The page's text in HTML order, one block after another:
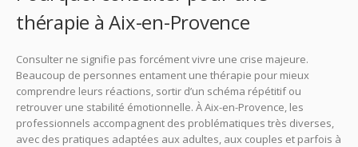
thérapie à Aix-en-Provence
Consulter ne signifie pas forcément vivre une crise majeure.
Beaucoup de personnes entament une thérapie pour mieux
comprendre leurs réactions, sortir d’un schéma répétitif ou
retrouver une stabilité émotionnelle. À Aix-en-Provence, les
professionnels accompagnent des problématiques très diverses,
avec des pratiques adaptées aux adultes, aux couples et parfois à